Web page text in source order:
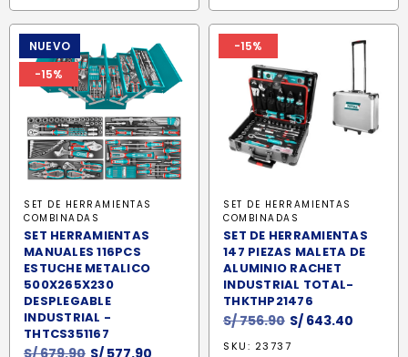
NUEVO
-15%
SET DE HERRAMIENTAS
COMBINADAS
SET HERRAMIENTAS
MANUALES 116PCS
ESTUCHE METALICO
500X265X230
DESPLEGABLE
INDUSTRIAL -
THTCS351167
S/679.90 El
S/ 577.90
-15%
SET DE HERRAMIENTAS
COMBINADAS
SET DE HERRAMIENTAS
147 PIEZAS MALETA DE
ALUMINIO RACHET
INDUSTRIAL TOTAL-
THKTHP21476
S/756.90 El
precio
S/ 643.40
SKU: 23737